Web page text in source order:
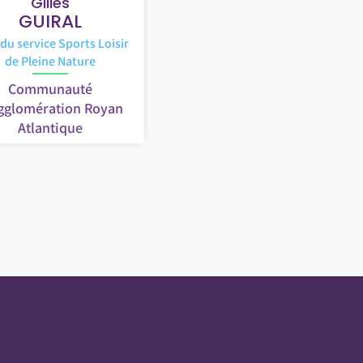
GUIRAL
service Sports Loisir
de Pleine Nature
Communauté
Royan
Atlantique